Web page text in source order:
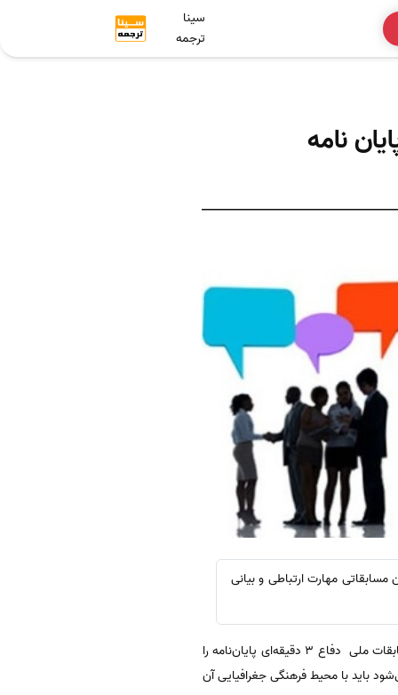
سینا
ترجمه
گفت: با برگزار کردن چنین مسابقاتی مهارت ارتباطی و بیانی
معاونت فرهنگی جهاد دانشگاهی تهران، مجید سرسنگی در مراسم اختتامیه مسابقات ملی دفاع ۳ دقیقه‌ای پایان‌نامه، مسابقات ملی دفاع ۳ دقیقه‌ای پایان‌نامه را
باید با محیط فرهنگی جغرافیایی آن